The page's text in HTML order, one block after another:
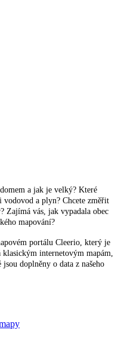
a jak je velký? Které
a plyn? Chcete změřit
Zajímá vás, jak vypadala obec
mapování?
portálu Cleerio, který je
internetovým mapám,
doplněny o data z našeho